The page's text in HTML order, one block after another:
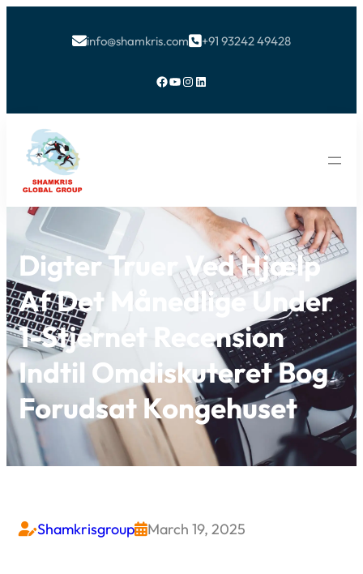
info@shamkris.com+91 93242 49428
Facebook YouTube Instagram LinkedIn
Digter Truer Ved Hjælp
Af Det Månedlige Under
1-Stjernet Recension
Indtil Omdiskuteret Bog
Forudsat Kongehuset
ShamkrisgroupMarch 19, 2025